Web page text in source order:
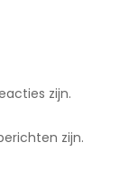
zijn.
zijn.